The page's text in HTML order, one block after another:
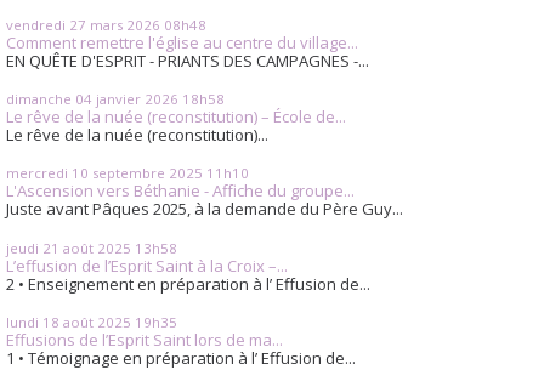
vendredi 27 mars 2026 08h48
Comment remettre l'église au centre du village...
EN QUÊTE D'ESPRIT - PRIANTS DES CAMPAGNES -...
dimanche 04 janvier 2026 18h58
Le rêve de la nuée (reconstitution) – École de...
Le rêve de la nuée (reconstitution)...
mercredi 10 septembre 2025 11h10
L'Ascension vers Béthanie - Affiche du groupe...
Juste avant Pâques 2025, à la demande du Père Guy...
jeudi 21 août 2025 13h58
L’effusion de l’Esprit Saint à la Croix –...
2 • Enseignement en préparation à l’ Effusion de...
lundi 18 août 2025 19h35
Effusions de l’Esprit Saint lors de ma...
1 • Témoignage en préparation à l’ Effusion de...